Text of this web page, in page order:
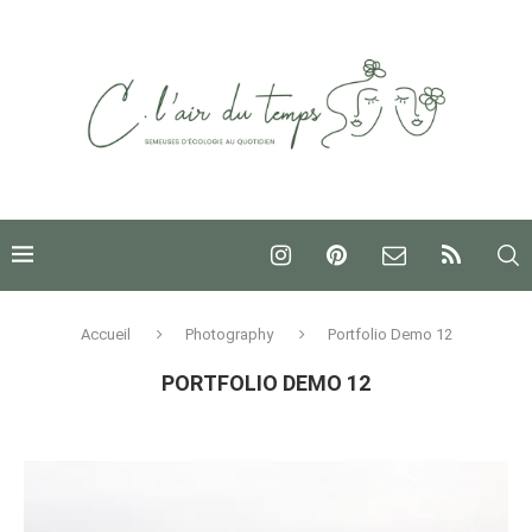
Accueil Photography Portfolio Demo 12
PORTFOLIO DEMO 12